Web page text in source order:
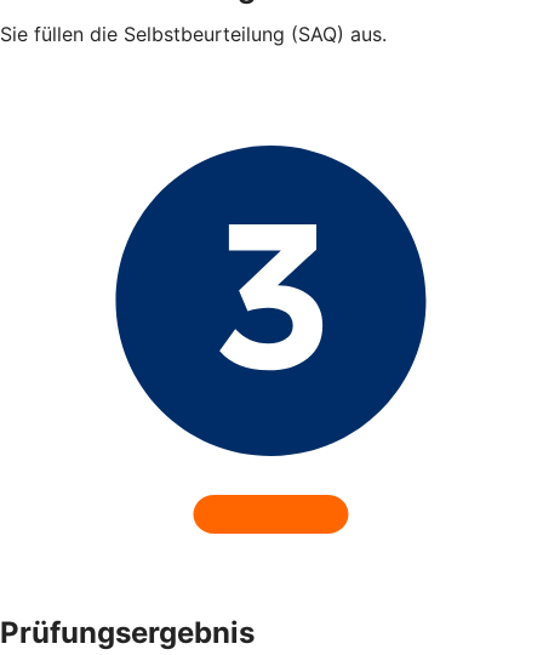
Sie füllen die Selbstbeurteilung (SAQ) aus.
Prüfungsergebnis